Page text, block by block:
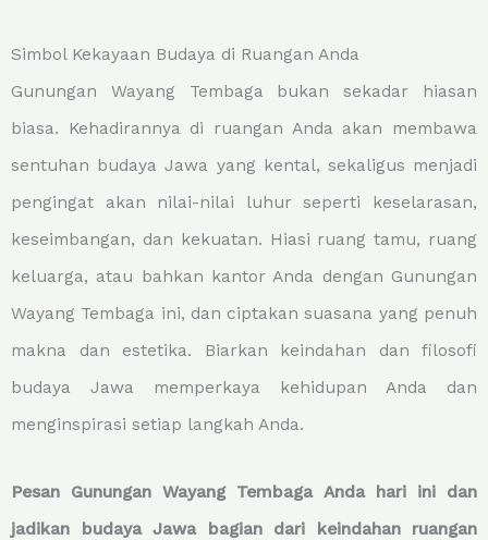
Simbol Kekayaan Budaya di Ruangan Anda
Gunungan Wayang Tembaga bukan sekadar hiasan
biasa. Kehadirannya di ruangan Anda akan membawa
sentuhan budaya Jawa yang kental, sekaligus menjadi
pengingat akan nilai-nilai luhur seperti keselarasan,
keseimbangan, dan kekuatan. Hiasi ruang tamu, ruang
keluarga, atau bahkan kantor Anda dengan Gunungan
Wayang Tembaga ini, dan ciptakan suasana yang penuh
makna dan estetika. Biarkan keindahan dan filosofi
budaya Jawa memperkaya kehidupan Anda dan
menginspirasi setiap langkah Anda.
Pesan Gunungan Wayang Tembaga Anda hari ini dan
jadikan budaya Jawa bagian dari keindahan ruangan